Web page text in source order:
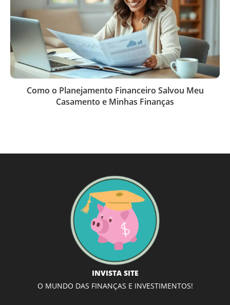
Como o Planejamento Financeiro Salvou Meu
Casamento e Minhas Finanças
INVISTA SITE
O MUNDO DAS FINANÇAS E INVESTIMENTOS!